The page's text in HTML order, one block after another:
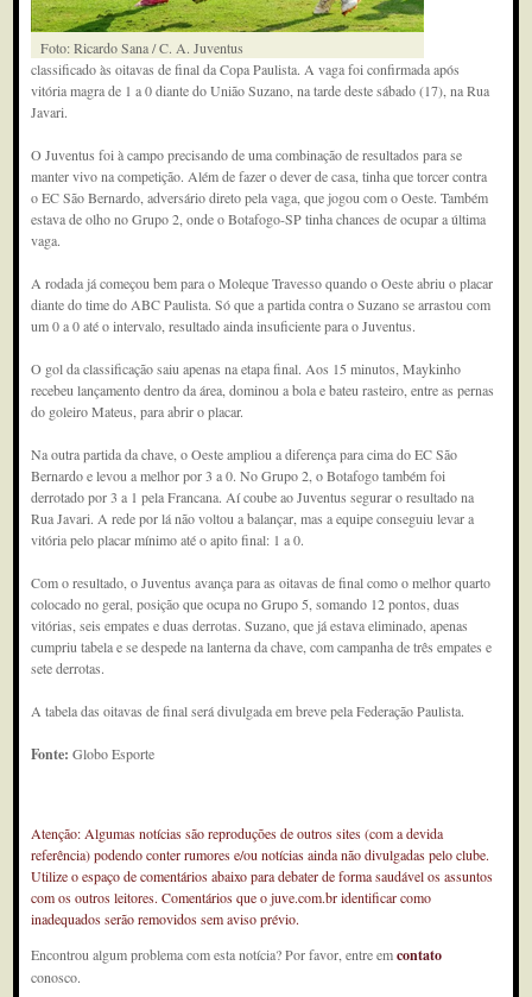
Foto: Ricardo Sana / C. A. Juventus
classificado às oitavas de final da Copa Paulista. A vaga foi confirmada após
vitória magra de 1 a 0 diante do União Suzano, na tarde deste sábado (17), na Rua
Javari.
O Juventus foi à campo precisando de uma combinação de resultados para se
manter vivo na competição. Além de fazer o dever de casa, tinha que torcer contra
o EC São Bernardo, adversário direto pela vaga, que jogou com o Oeste. Também
estava de olho no Grupo 2, onde o Botafogo-SP tinha chances de ocupar a última
vaga.
A rodada já começou bem para o Moleque Travesso quando o Oeste abriu o placar
diante do time do ABC Paulista. Só que a partida contra o Suzano se arrastou com
um 0 a 0 até o intervalo, resultado ainda insuficiente para o Juventus.
O gol da classificação saiu apenas na etapa final. Aos 15 minutos, Maykinho
recebeu lançamento dentro da área, dominou a bola e bateu rasteiro, entre as pernas
do goleiro Mateus, para abrir o placar.
Na outra partida da chave, o Oeste ampliou a diferença para cima do EC São
Bernardo e levou a melhor por 3 a 0. No Grupo 2, o Botafogo também foi
derrotado por 3 a 1 pela Francana. Aí coube ao Juventus segurar o resultado na
Rua Javari. A rede por lá não voltou a balançar, mas a equipe conseguiu levar a
vitória pelo placar mínimo até o apito final: 1 a 0.
Com o resultado, o Juventus avança para as oitavas de final como o melhor quarto
colocado no geral, posição que ocupa no Grupo 5, somando 12 pontos, duas
vitórias, seis empates e duas derrotas. Suzano, que já estava eliminado, apenas
cumpriu tabela e se despede na lanterna da chave, com campanha de três empates e
sete derrotas.
A tabela das oitavas de final será divulgada em breve pela Federação Paulista.
Fonte:Globo Esporte
Atenção: Algumas notícias são reproduções de outros sites (com a devida
referência) podendo conter rumores e/ou notícias ainda não divulgadas pelo clube.
Utilize o espaço de comentários abaixo para debater de forma saudável os assuntos
com os outros leitores. Comentários que o juve.com.br identificar como
inadequados serão removidos sem aviso prévio.
Encontrou algum problema com esta notícia? Por favor, entre emcontato
conosco.